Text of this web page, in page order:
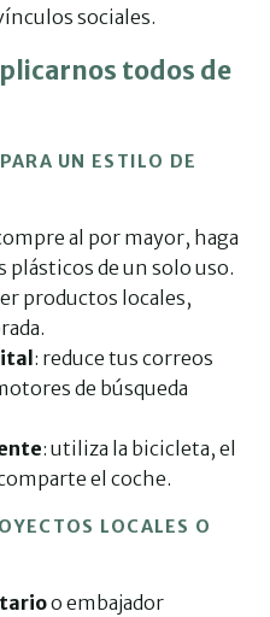
sociales.
todos de
UN ESTILO DE
al por mayor, haga
plásticos de un solo uso.
productos locales,
: reduce tus correos
de búsqueda
: utiliza la bicicleta, el
el coche.
LOCALES O
o embajador